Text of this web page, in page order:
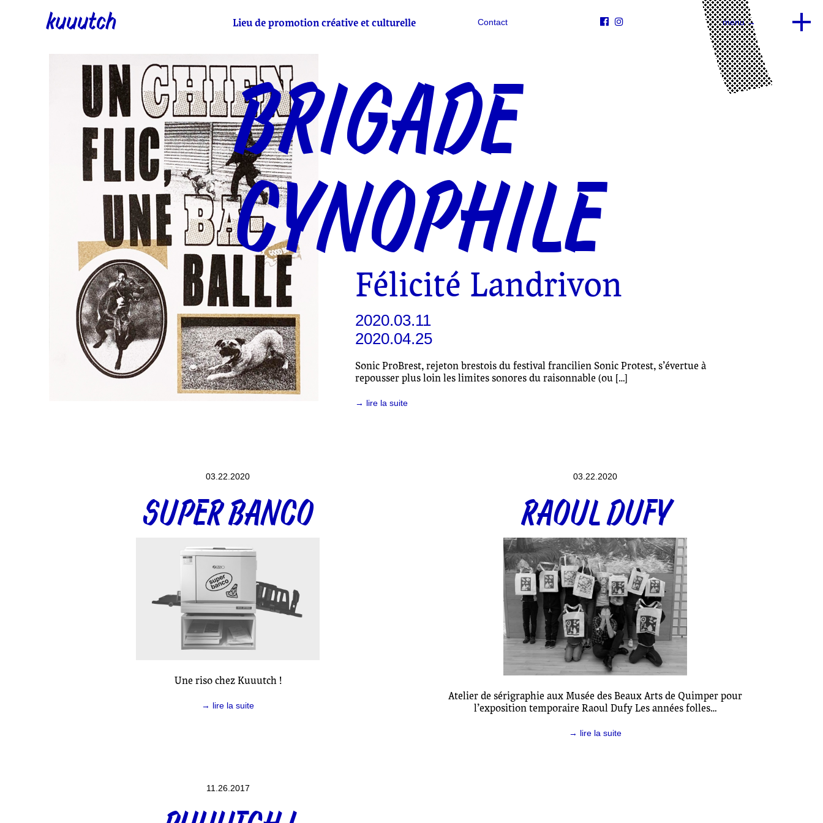
kuuutch Contact   menu →
Lieu de promotion créative et culturelle
BRIGADE
CYNOPHILE
Félicité Landrivon
2020.03.11
2020.04.25
Sonic ProBrest, rejeton brestois du festival francilien Sonic Protest, s’évertue à
repousser plus loin les limites sonores du raisonnable (ou […]
→ lire la suite
03.22.2020
SUPER BANCO
Une riso chez Kuuutch !
→ lire la suite
03.22.2020
RAOUL DUFY
Atelier de sérigraphie aux Musée des Beaux Arts de Quimper pour
l’exposition temporaire Raoul Dufy Les années folles…
→ lire la suite
11.26.2017